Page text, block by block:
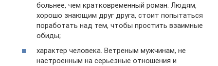
больнее, чем кратковременный роман. Людям,
хорошо знающим друг друга, стоит попытаться
поработать над тем, чтобы простить взаимные
обиды;
характер человека. Ветреным мужчинам, не
настроенным на серьезные отношения и